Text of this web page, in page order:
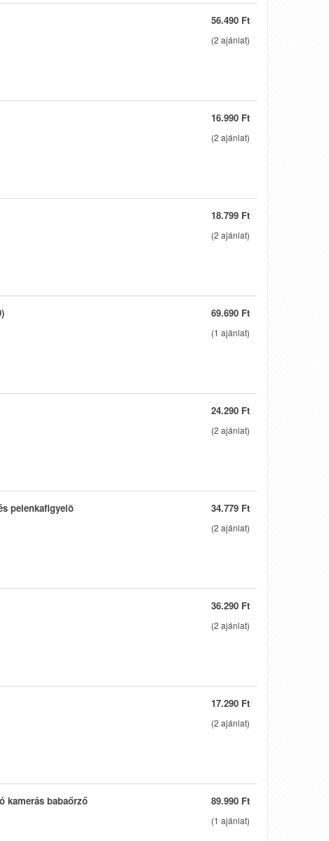
56.490 Ft
(2 ajánlat)
16.990 Ft
(2 ajánlat)
18.799 Ft
(2 ajánlat)
69.690 Ft
(1 ajánlat)
24.290 Ft
(2 ajánlat)
34.779 Ft
(2 ajánlat)
pelenkafigyelõ
36.290 Ft
(2 ajánlat)
17.290 Ft
(2 ajánlat)
89.990 Ft
(1 ajánlat)
kamerás babaőrző